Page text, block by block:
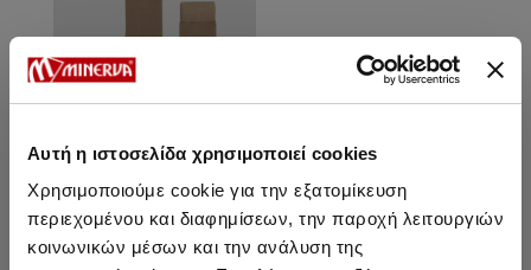
Αυτή η ιστοσελίδα χρησιμοποιεί cookies
Χρησιμοποιούμε cookie για την εξατομίκευση
περιεχομένου και διαφημίσεων, την παροχή λειτουργιών
κοινωνικών μέσων και την ανάλυση της
Βαμβακερές Μονόχρωμες